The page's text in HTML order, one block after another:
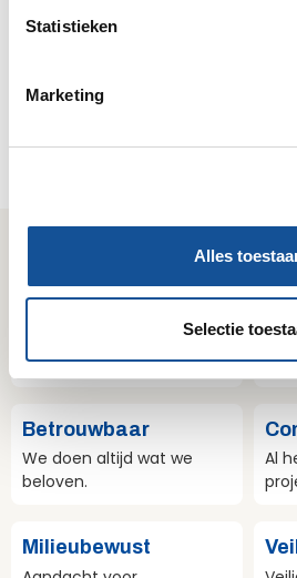
e
Statistieken
Marketing
Alles
Selectie
Wij zijn Sijperda Verhuur!
Geruisloze service & 24/7
bereikbaar.
Betrouwbaar
We doen altijd wat we
beloven.
Al
Milieubewust